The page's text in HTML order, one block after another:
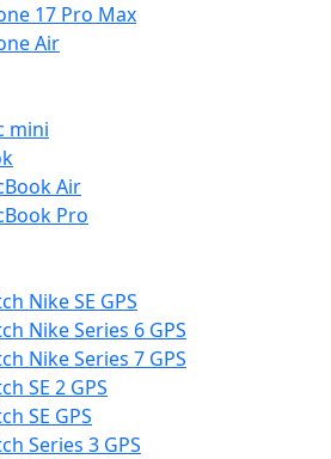
17 Pro Max
Air
mini
Air
Pro
Nike SE GPS
Nike Series 6 GPS
Nike Series 7 GPS
SE 2 GPS
SE GPS
Series 3 GPS